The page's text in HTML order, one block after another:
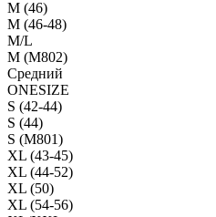
M (46)
M (46-48)
M/L
M (M802)
Средний
ONESIZE
S (42-44)
S (44)
S (M801)
XL (43-45)
XL (44-52)
XL (50)
XL (54-56)